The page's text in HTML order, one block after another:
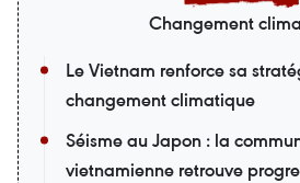
Changement
Le Vietnam renforce sa
changement climatique
Séisme au Japon : la
vietnamienne retrouve